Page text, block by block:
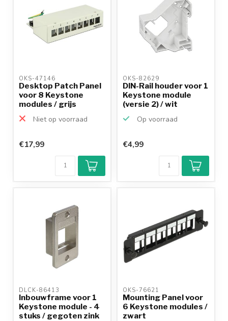
OKS-47146
Desktop Patch Panel
voor 8 Keystone
modules / grijs
Niet op voorraad
€17,99
OKS-82629
DIN-Rail houder voor 1
Keystone module
(versie 2) / wit
Op voorraad
€4,99
DLCK-86413
Inbouwframe voor 1
Keystone module - 4
stuks / gegoten zink
OKS-76621
Mounting Panel voor
6 Keystone modules /
zwart